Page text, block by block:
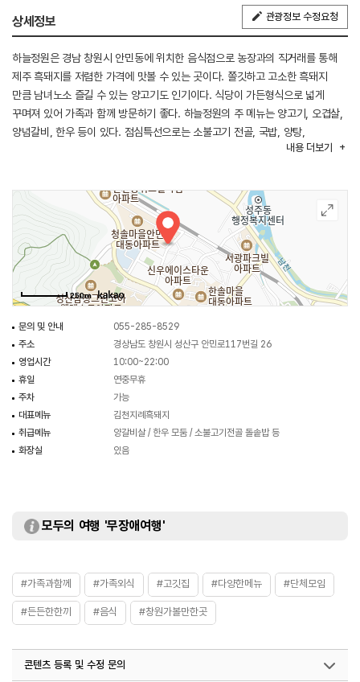
상세정보 관광정보 수정요청
하늘정원은 경남 창원시 안민동에 위치한 음식점으로 농장과의 직거래를 통해
제주 흑돼지를 저렴한 가격에 맛볼 수 있는 곳이다. 쫄깃하고 고소한 흑돼지
만큼 남녀노소 즐길 수 있는 양고기도 인기이다. 식당이 가든형식으로 넓게
꾸며져 있어 가족과 함께 방문하기 좋다. 하늘정원의 주 메뉴는 양고기, 오겹살,
양념갈비, 한우 등이 있다. 점심특선으로는 소불고기 전골, 국밥, 양탕,
육회비빔밥 등 다양한 메뉴를 맛볼 수 있다. 식당 내부는 넓고 쾌적하여 가족
내용 더보기
250m
문의 및 안내
055-285-8529
주소
경상남도 창원시 성산구 안민로117번길 26
영업시간
10:00~22:00
휴일
연중무휴
주차
가능
대표메뉴
김천지례흑돼지
취급메뉴
양갈비살 / 한우 모둠 / 소불고기전골 돌솥밥 등
화장실
있음
모두의 여행 '무장애여행'
#가족과함께 #가족외식 #고깃집 #다양한메뉴 #단체모임
#든든한한끼 #음식 #창원가볼만한곳
콘텐츠 등록 및 수정 문의